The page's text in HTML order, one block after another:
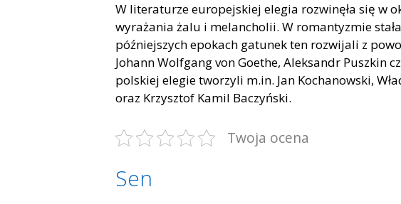
W literaturze europejskiej elegia rozwinęła się w
wyrażania żalu i melancholii. W romantyzmie
późniejszych epokach gatunek ten rozwijali z
Johann Wolfgang von Goethe, Aleksandr Puszkin
polskiej elegie tworzyli m.in. Jan Kochanowski,
oraz Krzysztof Kamil Baczyński.
Twoja ocena
Sen